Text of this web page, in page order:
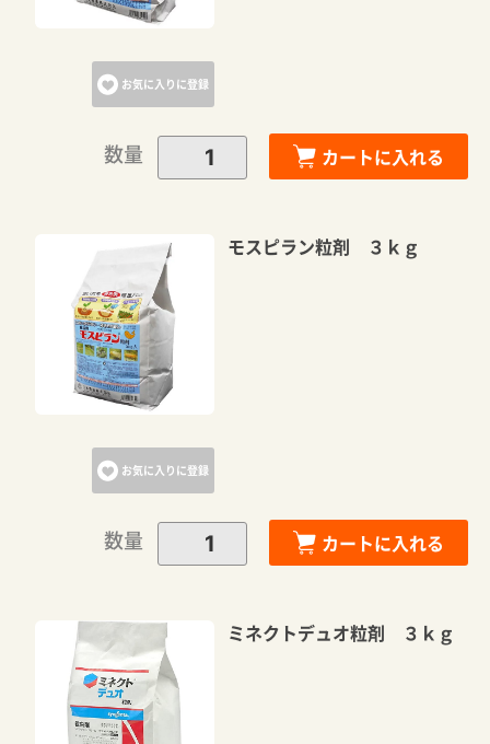
お気に入りに登録
数量 カートに入れる
お気に入りに登録
モスピラン粒剤 ３ｋｇ
数量 カートに入れる
ミネクトデュオ粒剤 ３ｋｇ